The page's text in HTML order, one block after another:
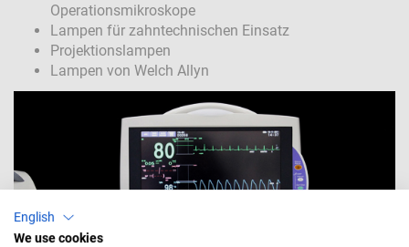
Operationsmikroskope
Lampen für zahntechnischen Einsatz
Projektionslampen
Lampen von Welch Allyn
English
We use cookies